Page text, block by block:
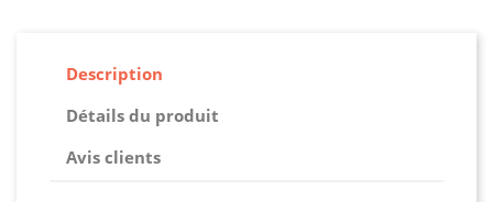
Description
Détails du produit
Avis clients